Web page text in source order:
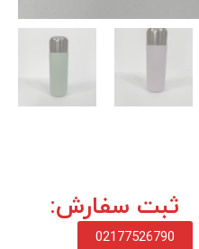
ثبت سفارش:
02177526790